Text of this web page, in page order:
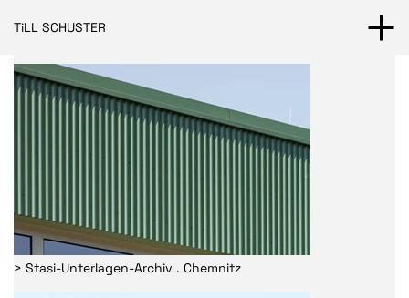
TiLL SCHUSTER
> Stasi-Unterlagen-Archiv . Chemnitz